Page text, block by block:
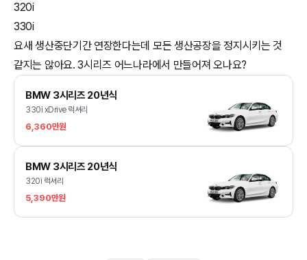
320i
330i
요새 생산중단기간 연장한다는데 모든 생산공장을 정지시키는 것
같지는 않아요. 3시리즈 어느나라에서 만들어져 오나요?
BMW 3시리즈 20년식
330i xDrive 럭셔리
6,360만원
BMW 3시리즈 20년식
320i 럭셔리
5,390만원